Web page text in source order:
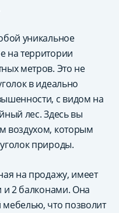
уникальное
на территории
метров. Это не
в идеально
с видом на
лес. Здесь вы
воздухом, которым
природы.
на продажу, имеет
и 2 балконами. Она
что позволит